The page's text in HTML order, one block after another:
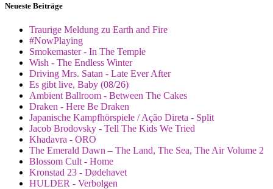
Neueste Beiträge
Traurige Meldung zu Earth and Fire
#NowPlaying
Smokemaster - In The Temple
Wish - The Endless Winter
Driving Mrs. Satan - Late Ever After
Es gibt live, Baby (08/26)
Ambient Ballroom - Between The Cakes
Draken - Here Be Draken
Japanische Kampfhörspiele / Ação Direta - Split
Jacob Brodovsky - Tell The Kids We Tried
Khadavra - ORO
The Emerald Dawn – The Land, The Sea, The Air Volume 2
Blossom Cult - Home
Kronstad 23 - Dødehavet
HULDER - Verbolgen